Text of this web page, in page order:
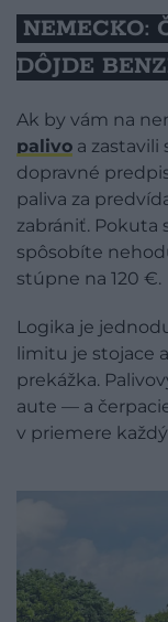
NEMECKO:
DÔJDE
Ak by vám na
palivo a
dopravné
paliva za
zabrániť. Pokuta
spôsobíte
stúpne na 120 €.
Logika je
limitu je stojace
prekážka.
aute — a
v priemere